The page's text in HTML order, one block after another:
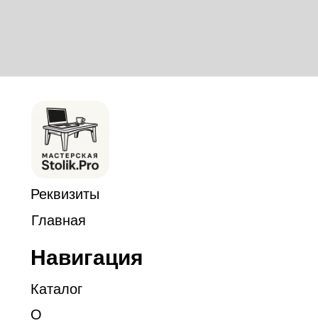
О
Каталог
Реквизиты
Навигация
Главная